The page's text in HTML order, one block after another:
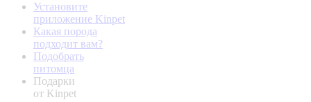
Установите
приложение Kinpet
Какая порода
подходит вам?
Подобрать
питомца
Подарки
от Kinpet